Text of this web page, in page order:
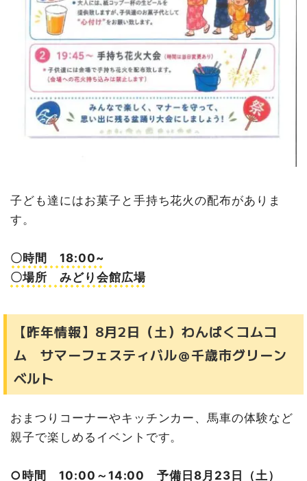
子ども達にはお菓子と手持ち花火の配布がありま
す。
〇時間 18:00~
〇場所 みどり会館広場
【昨年情報】8月2日（土）わんぱくコムコ
ム サマーフェスティバル＠千歳市グリーン
ベルト
おまつりコーナーやキッチンカー、馬車の体験など
親子で楽しめるイベントです。
○時間 10:00～14:00 予備日8月23日（土）